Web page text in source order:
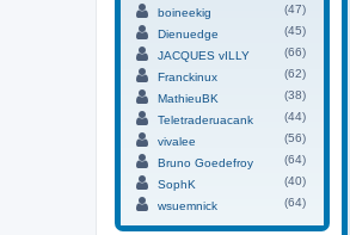
boineekig
(47)
Dienuedge
(45)
JACQUES vILLY
(66)
Franckinux
(62)
MathieuBK
(38)
Teletraderuacank
(44)
vivalee
(56)
Bruno Goedefroy
(64)
SophK
(40)
wsuemnick
(64)